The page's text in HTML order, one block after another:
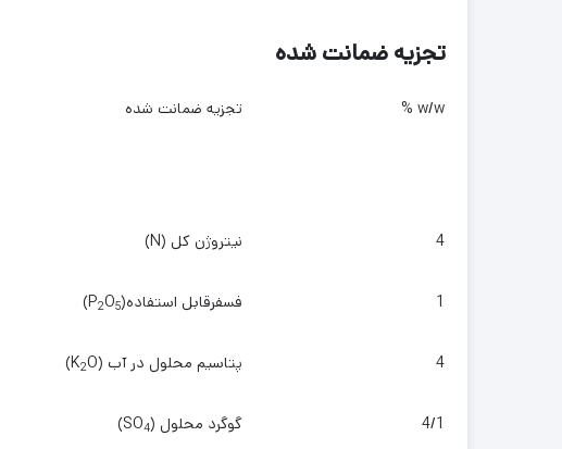
تجزیه ضمانت شده
w/w % تجزیه ضمانت شده
4 نیتروژن کل (N)
1 فسفرقابل استفاده(P 2O5
)
4 پتاسیم محلول در آب (K 2O)
4/1 گوگرد محلول (SO4
)